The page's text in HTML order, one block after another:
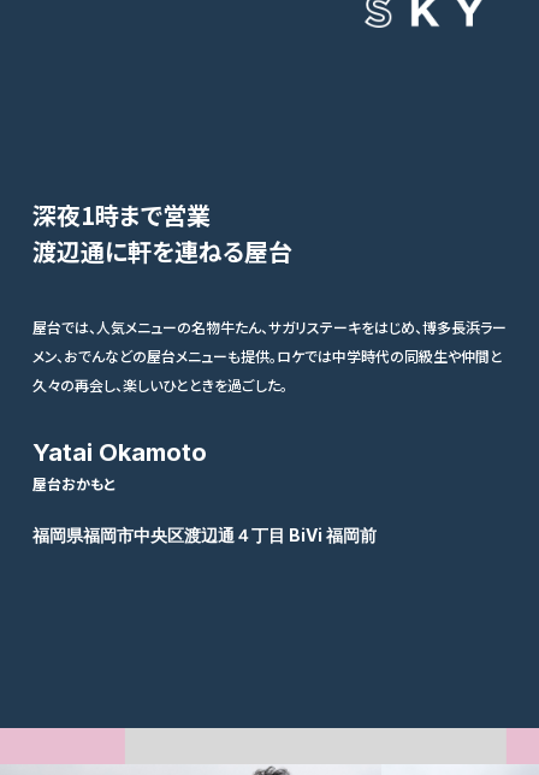
深夜1時まで営業
渡辺通に軒を連ねる屋台
屋台では、人気メニューの名物牛たん、サガリステーキをはじめ、博多長浜ラー
メン、おでんなどの屋台メニューも提供。ロケでは中学時代の同級生や仲間と
久々の再会し、楽しいひとときを過ごした。
Yatai Okamoto
屋台おかもと
福岡県福岡市中央区渡辺通４丁目 BiVi 福岡前